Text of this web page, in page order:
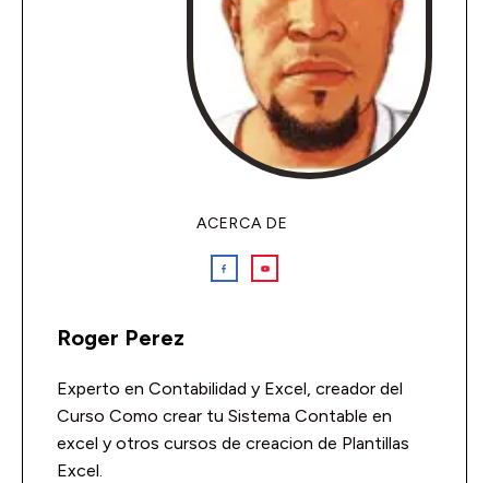
ACERCA DE
Roger Perez
Experto en Contabilidad y Excel, creador del
Curso Como crear tu Sistema Contable en
excel y otros cursos de creacion de Plantillas
Excel.